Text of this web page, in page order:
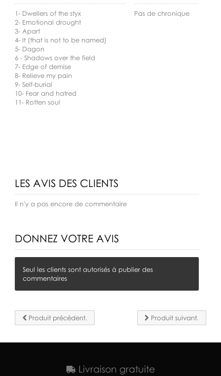
1- Dwellers of the styx
2- Emotional drought
3- Apart
4- It (that is not to be named)
5- Dagon
6 - Shadows over the field
7- Edge of demise
8- Relieve my pain
9- Self-burial
10- Fear and hatred
11- Rotten soul
Pas de chronique
LES AVIS DES CLIENTS
Il n'y a pas encore de commentaire
DONNEZ VOTRE AVIS
Seul les clients sont autorisés à publier des
commentaires
Produit précédent. Produit suivant.
Livraison gratuite